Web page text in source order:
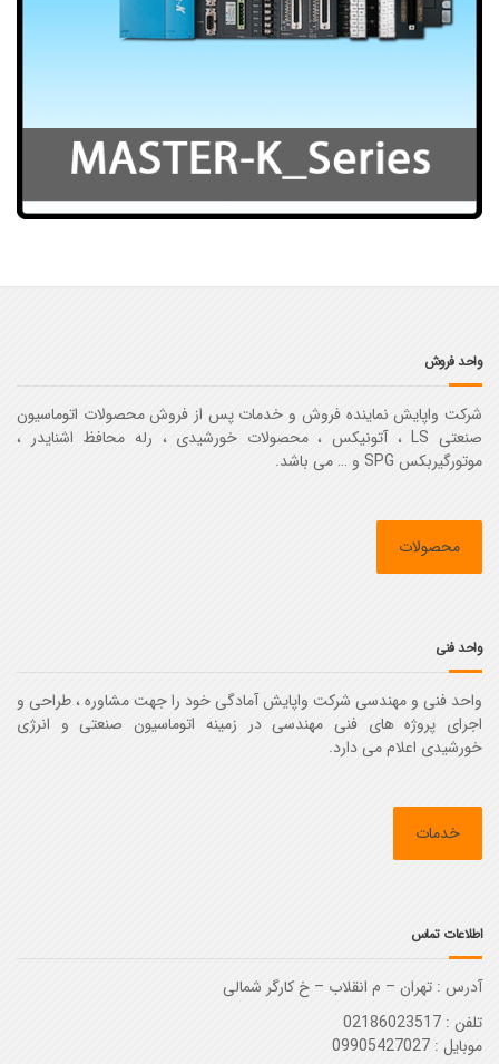
واحد فروش
شرکت واپایش نماینده فروش و خدمات پس از فروش محصولات اتوماسیون
صنعتی LS ، آتونیکس ، محصولات خورشیدی ، رله محافظ اشنایدر ،
موتورگیربکس SPG و … می باشد.
محصولات
واحد فنی
واحد فنی و مهندسی شرکت واپایش آمادگی خود را جهت مشاوره ، طراحی و
اجرای پروژه های فنی مهندسی در زمینه اتوماسیون صنعتی و انرژی
خورشیدی اعلام می دارد.
خدمات
اطلاعات تماس
آدرس :‌ تهران – م انقلاب – خ کارگر شمالی
تلفن : 02186023517
موبایل : 09905427027